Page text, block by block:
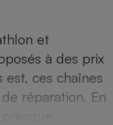
et
à des prix
ces chaînes
réparation. En